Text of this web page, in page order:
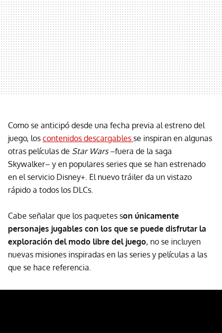
Como se anticipó desde una fecha previa al estreno del
juego, los contenidos descargables se inspiran en algunas
otras películas de Star Wars–fuera de la saga
Skywalker– y en populares series que se han estrenado
en el servicio Disney+. El nuevo tráiler da un vistazo
rápido a todos los DLCs.
Cabe señalar que los paquetes son únicamente
personajes jugables con los que se puede disfrutar la
exploración del modo libre del juego, no se incluyen
nuevas misiones inspiradas en las series y películas a las
que se hace referencia.